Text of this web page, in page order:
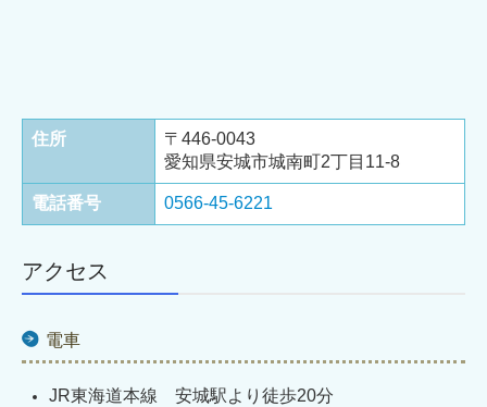
住所
〒446-0043
愛知県安城市城南町2丁目11-8
電話番号 0566-45-6221
アクセス
電車
JR東海道本線 安城駅より徒歩20分